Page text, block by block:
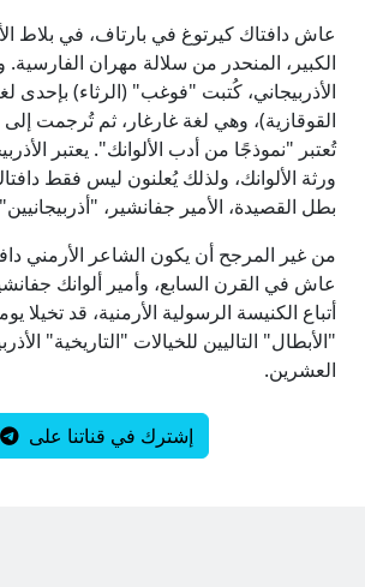
عاش دافتاك كيرتوغ في بارتاف، في بلاط
الكبير، المنحدر من سلالة مهران
الأذربيجاني، كُتبت "فوغب" (الرثاء) بإحدى
القوقازية)، وهي لغة غارغار، ثم تُرجمت إلى
تُعتبر "نموذجًا من أدب الألوانك". يعتبر
ورثة الألوانك، ولذلك يُعلنون ليس فقط
بطل القصيدة، الأمير جفانشير،
من غير المرجح أن يكون الشاعر الأرمني
عاش في القرن السابع، وأمير ألوانك
أتباع الكنيسة الرسولية الأرمنية، قد تخيلا
"الأبطال" التاليين للخيالات "التاريخية"
العشرين.
إشترك في قناتنا على